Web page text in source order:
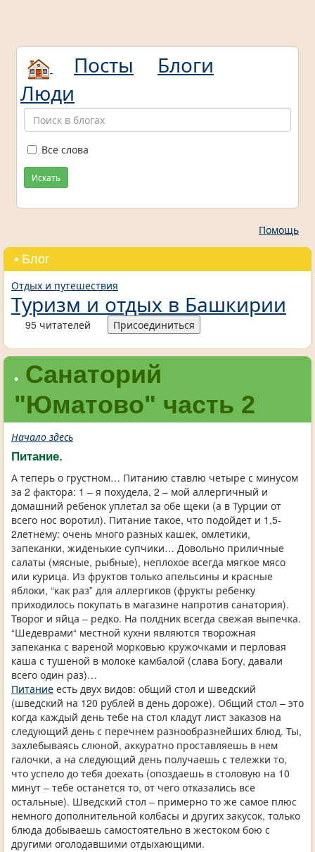
Посты
Блоги
Люди
Все слова
Искать
Помощь
• Блог
Отдых и путешествия
Туризм и отдых в Башкирии
95 читателей Присоединиться
• Санаторий
"Юматово" часть 2
Начало здесь
Питание.
А теперь о грустном… Питанию ставлю четыре с минусом
за 2 фактора: 1 – я похудела, 2 – мой аллергичный и
домашний ребенок уплетал за обе щеки (а в Турции от
всего нос воротил). Питание такое, что подойдет и 1,5-
2летнему: очень много разных кашек, омлетики,
запеканки, жиденькие супчики… Довольно приличные
салаты (мясные, рыбные), неплохое всегда мягкое мясо
или курица. Из фруктов только апельсины и красные
яблоки, “как раз” для аллергиков (фрукты ребенку
приходилось покупать в магазине напротив санатория).
Творог и яйца – редко. На полдник всегда свежая выпечка.
“Шедеврами“ местной кухни являются творожная
запеканка с вареной морковью кружочками и перловая
каша с тушеной в молоке камбалой (слава Богу, давали
всего один раз)…
Питание есть двух видов: общий стол и шведский
(шведский на 120 рублей в день дороже). Общий стол – это
когда каждый день тебе на стол кладут лист заказов на
следующий день с перечнем разнообразнейших блюд. Ты,
захлебываясь слюной, аккуратно проставляешь в нем
галочки, а на следующий день получаешь с тележки то,
что успело до тебя доехать (опоздаешь в столовую на 10
минут – тебе останется то, от чего отказались все
остальные). Шведский стол – примерно то же самое плюс
немного дополнительной колбасы и других закусок, только
блюда добываешь самостоятельно в жестоком бою с
другими оголодавшими отдыхающими.